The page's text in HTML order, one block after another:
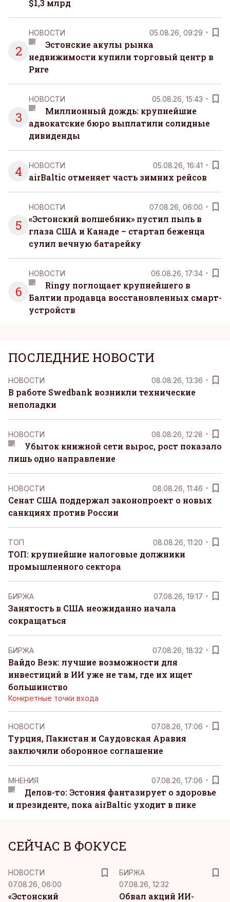
$1,3 млрд
2
НОВОСТИ 05.08.26, 09:29
Эстонские акулы рынка
недвижимости купили торговый центр в
Риге
3
НОВОСТИ 05.08.26, 15:43
Миллионный дождь: крупнейшие
адвокатские бюро выплатили солидные
дивиденды
4 НОВОСТИ 05.08.26, 16:41
airBaltic отменяет часть зимних рейсов
5
НОВОСТИ 07.08.26, 06:00
«Эстонский волшебник» пустил пыль в
глаза США и Канаде – стартап беженца
сулил вечную батарейку
6
НОВОСТИ 06.08.26, 17:34
Ringy поглощает крупнейшего в
Балтии продавца восстановленных смарт-
устройств
ПОСЛЕДНИЕ НОВОСТИ
НОВОСТИ 08.08.26, 13:36
В работе Swedbank возникли технические
неполадки
НОВОСТИ 08.08.26, 12:28
Убыток книжной сети вырос, рост показало
лишь одно направление
НОВОСТИ 08.08.26, 11:46
Сенат США поддержал законопроект о новых
санкциях против России
ТОП 08.08.26, 11:20
ТОП: крупнейшие налоговые должники
промышленного сектора
БИРЖА 07.08.26, 19:17
Занятость в США неожиданно начала
сокращаться
БИРЖА 07.08.26, 18:32
Вайдо Веэк: лучшие возможности для
инвестиций в ИИ уже не там, где их ищет
большинство
Конкретные точки входа
НОВОСТИ 07.08.26, 17:06
Турция, Пакистан и Саудовская Аравия
заключили оборонное соглашение
MНЕНИЯ 07.08.26, 17:06
Делов-то: Эстония фантазирует о здоровье
и президенте, пока airBaltic уходит в пике
СЕЙЧАС В ФОКУСЕ
НОВОСТИ
07.08.26, 06:00
«Эстонский
БИРЖА
07.08.26, 12:32
Обвал акций ИИ-